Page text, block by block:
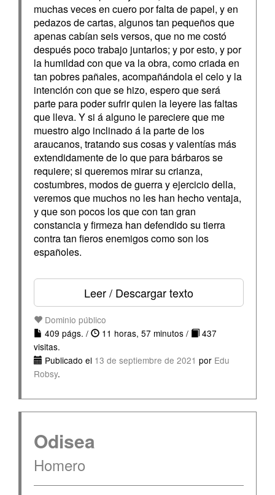
muchas veces en cuero por falta de papel, y en
pedazos de cartas, algunos tan pequeños que
apenas cabían seis versos, que no me costó
después poco trabajo juntarlos; y por esto, y por
la humildad con que va la obra, como criada en
tan pobres pañales, acompañándola el celo y la
intención con que se hizo, espero que será
parte para poder sufrir quien la leyere las faltas
que lleva. Y si á alguno le pareciere que me
muestro algo inclinado á la parte de los
araucanos, tratando sus cosas y valentías más
extendidamente de lo que para bárbaros se
requiere; si queremos mirar su crianza,
costumbres, modos de guerra y ejercicio della,
veremos que muchos no les han hecho ventaja,
y que son pocos los que con tan gran
constancia y firmeza han defendido su tierra
contra tan fieros enemigos como son los
españoles.
Leer / Descargar texto
Dominio público
409 págs. /
11 horas, 57 minutos /
437
visitas.
Publicado el 13 de septiembre de 2021 por Edu
Robsy.
Odisea
Homero